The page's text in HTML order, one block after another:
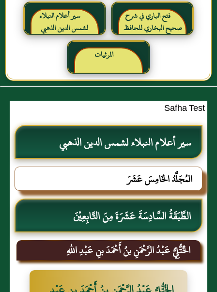
فتح الباري في شرح
صحيح البخاري للحافظ
ابن حجر العسقلاني
سير أعلام النبلاء
لشمس الدين الذهبي
المرئيات
Safha Test
سير أعلام النبلاء لشمس الدين الذهبي
المُجَلَّدُ الخَامِسَ عَشَرَ
الطَّبَقَةُ السَّادِسَةَ عَشَرَةَ مِنَ التَّابِعِيْنَ
الخُتُّلِيُّ عَبْدُ الرَّحْمَنِ بنُ أَحْمَدَ بنِ عَبْدِ اللهِ